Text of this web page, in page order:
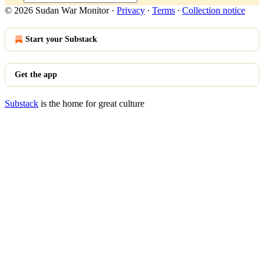
© 2026 Sudan War Monitor· Privacy ∙ Terms ∙ Collection notice
Start your Substack
Get the app
Substack is the home for great culture